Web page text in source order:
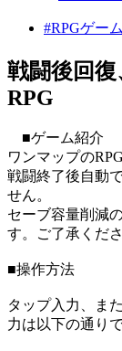
#RPGゲーム
戦闘後回
RPG
■ゲーム紹介
ワンマップの
戦闘終了後自動
せん。
セーブ容量削減
す。ご了承くださ
■操作方法
タップ入力、ま
力は以下の通りで